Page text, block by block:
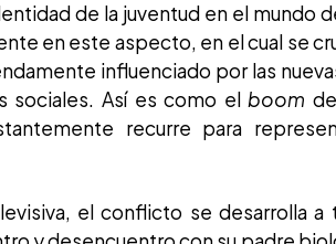
de la juventud en el mundo
en este aspecto, en el cual se
influenciado por las
sociales. Así es como elboom
recurre para
el conflicto se desarrolla